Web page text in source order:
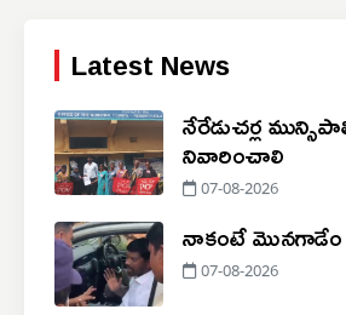
Latest News
నేరేడుచర్ల
నివారించాలి
07-08-2026
నాకంటే మొనగాడేం
07-08-2026